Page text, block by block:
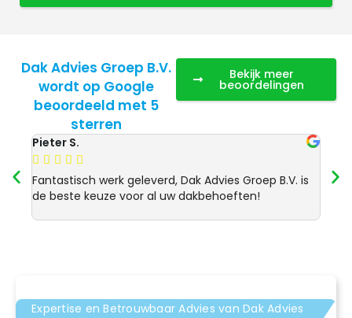
Dak Advies Groep B.V.
wordt op Google
beoordeeld met 5
sterren
Bekijk meer
beoordelingen
Pieter S.
    
Fantastisch werk geleverd, Dak Advies Groep B.V. is
de beste keuze voor al uw dakbehoeften!
Expertise en Betrouwbaar Advies van Dak Advies